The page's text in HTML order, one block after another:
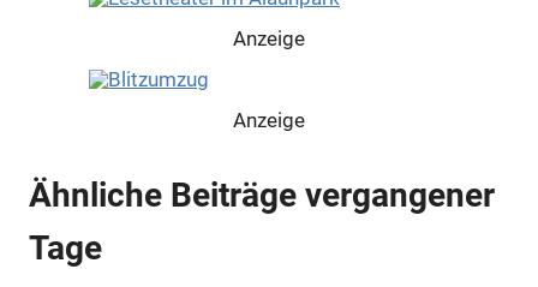
Anzeige
Anzeige
Ähnliche Beiträge vergangener
Tage